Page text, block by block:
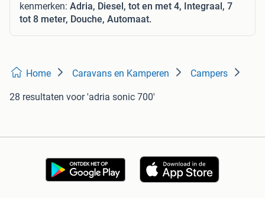
kenmerken: Adria, Diesel, tot en met 4, Integraal, 7
tot 8 meter, Douche, Automaat.
Home Caravans en Kamperen Campers
28 resultaten voor 'adria sonic 700'